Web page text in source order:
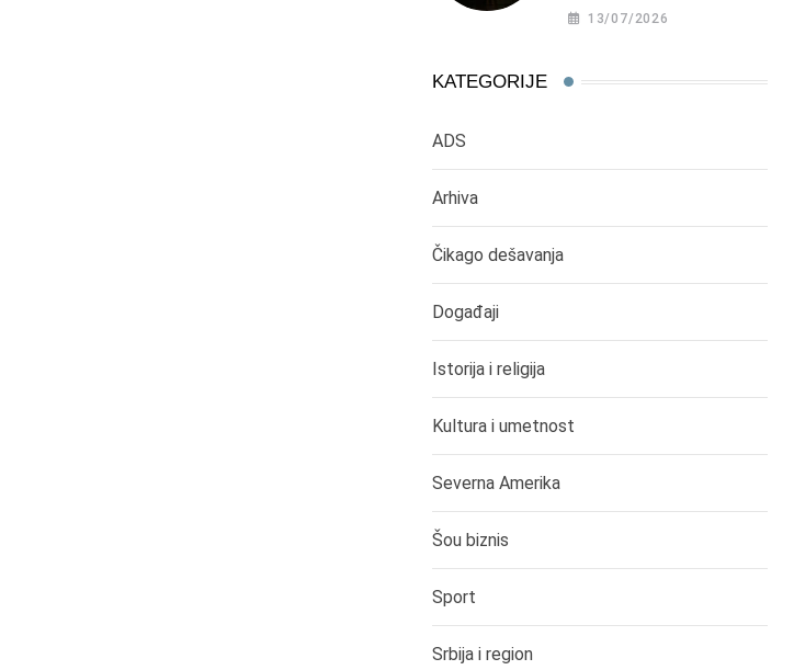
ФЕСТ 2026
13/07/2026
KATEGORIJE
ADS
Arhiva
Čikago dešavanja
Događaji
Istorija i religija
Kultura i umetnost
Severna Amerika
Šou biznis
Sport
Srbija i region